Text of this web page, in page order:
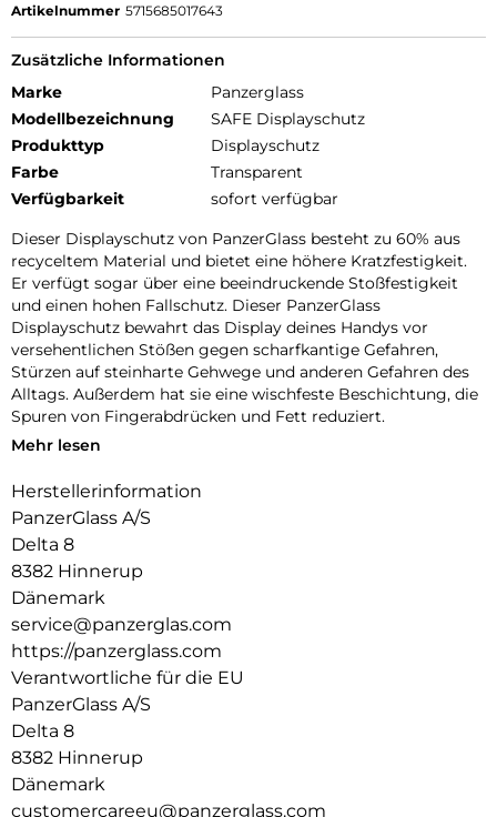
Artikelnummer 5715685017643
Zusätzliche Informationen
Marke
Panzerglass
Modellbezeichnung
SAFE Displayschutz
Produkttyp
Displayschutz
Farbe
Transparent
Verfügbarkeit
sofort verfügbar
Dieser Displayschutz von PanzerGlass besteht zu 60% aus
recyceltem Material und bietet eine höhere Kratzfestigkeit.
Er verfügt sogar über eine beeindruckende Stoßfestigkeit
und einen hohen Fallschutz. Dieser PanzerGlass
Displayschutz bewahrt das Display deines Handys vor
versehentlichen Stößen gegen scharfkantige Gefahren,
Stürzen auf steinharte Gehwege und anderen Gefahren des
Alltags. Außerdem hat sie eine wischfeste Beschichtung, die
Spuren von Fingerabdrücken und Fett reduziert.
Und um es noch einfacher zu machen, haben wir eine
schnellen Zugriff auf unser Online-Anleitungsvideo
beigefügt. Und denk dran: Sobald der Displayschutz
angebracht ist, musst du nie wieder befürchten, dass dein
Display auf den Boden fällt.
Der Displayschutz ist Ultra-Wide Fit, das bedeutet, dass er
die Vorderseite deines Handys abdeckt und eine vollständige
und kristallklare Sicht auf dein Display bietet, während an
den Rändern noch etwas Platz für eine PanzerGlass-Hülle
100 % Berührungsempfindlichkeit = Fühlt sich dank 100%
Berührungsempfindlichkeit wie das Original-Display an.
Gold-Stärke = Goldstärke: Starker Displayschutz, der Dein
Gerät vor den Schäden alltäglicher Missgeschicke bewahrt.
Mehr lesen
Herstellerinformation
PanzerGlass A/S
Delta 8
8382 Hinnerup
Dänemark
service@panzerglas.com
https://panzerglass.com
Verantwortliche für die EU
PanzerGlass A/S
Delta 8
8382 Hinnerup
Dänemark
customercareeu@panzerglass.com